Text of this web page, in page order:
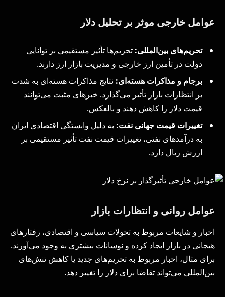
عوامل خارجی موثر بر تحلیل دلار
تحریم‌های بین‌المللی: تحریم‌ها تأثیر مستقیمی بر توانایی
دولت در تأمین ارز خارجی و مدیریت بازار ارز دارند.
برجام و مذاکرات هسته‌ای: نتایج مذاکرات هسته‌ای به شدت
بر انتظارات بازار تأثیر می‌گذارد. خبرهای مثبت می‌توانند
قیمت دلار را کاهش دهند و بالعکس.
تغییرات قیمت جهانی نفت: به دلیل وابستگی اقتصادی ایران
به درآمدهای نفتی، تغییرات قیمت نفت تأثیر مستقیمی بر
ارزش ریال دارد.
عوامل روانی و انتظارات بازار
اخبار و شایعات مربوط به تحولات سیاسی و اقتصادی، رفتارهای
هیجانی در بازار ایجاد کرده و نوسانات بیشتری به وجود می‌آورند.
برای مثال، اخبار مربوط به تحریم‌های جدید یا کاهش تنش‌های
بین‌المللی می‌تواند تقاضا برای دلار را تغییر دهد.